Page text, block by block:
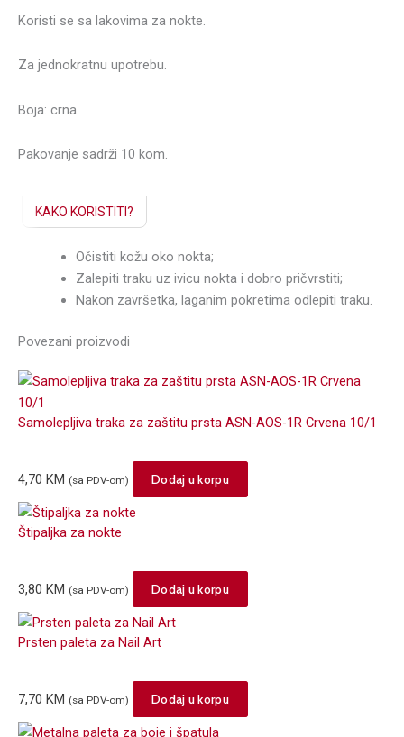
Koristi se sa lakovima za nokte.
Za jednokratnu upotrebu.
Boja: crna.
Pakovanje sadrži 10 kom.
KAKO KORISTITI?
Očistiti kožu oko nokta;
Zalepiti traku uz ivicu nokta i dobro pričvrstiti;
Nakon završetka, laganim pokretima odlepiti traku.
Povezani proizvodi
Samolepljiva traka za zaštitu prsta ASN-AOS-1R Crvena 10/1
4,70 KM (sa PDV-om) Dodaj u korpu
Štipaljka za nokte
3,80 KM (sa PDV-om) Dodaj u korpu
Prsten paleta za Nail Art
7,70 KM (sa PDV-om) Dodaj u korpu